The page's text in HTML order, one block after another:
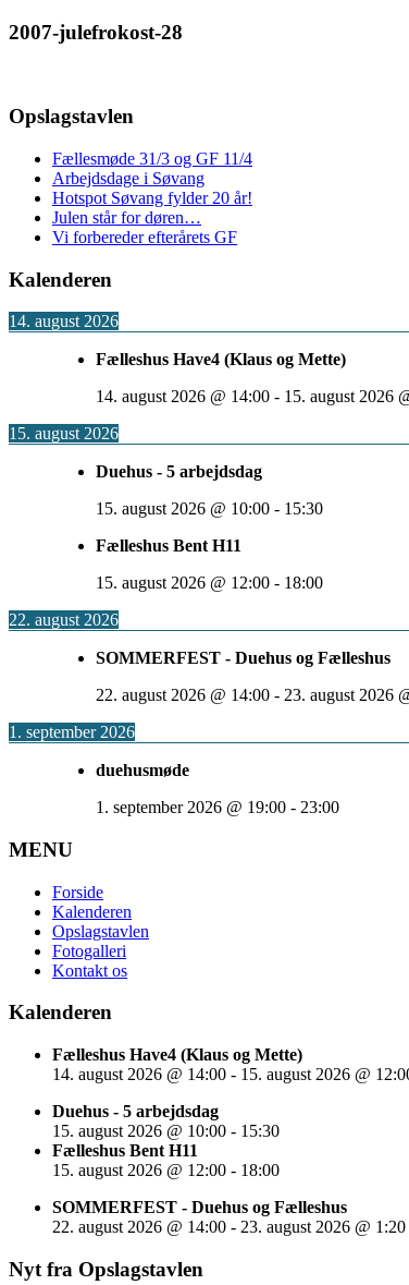
2007-julefrokost-28
Opslagstavlen
Fællesmøde 31/3 og GF 11/4
Arbejdsdage i Søvang
Hotspot Søvang fylder 20 år!
Julen står for døren…
Vi forbereder efterårets GF
Kalenderen
14. august 2026
Fælleshus Have4 (Klaus og Mette)
14. august 2026 @ 14:00 - 15. august 2026
15. august 2026
Duehus - 5 arbejdsdag
15. august 2026 @ 10:00 - 15:30
Fælleshus Bent H11
15. august 2026 @ 12:00 - 18:00
22. august 2026
SOMMERFEST - Duehus og Fælleshus
22. august 2026 @ 14:00 - 23. august 2026
1. september 2026
duehusmøde
1. september 2026 @ 19:00 - 23:00
MENU
Forside
Kalenderen
Opslagstavlen
Fotogalleri
Kontakt os
Kalenderen
Fælleshus Have4 (Klaus og Mette)
14. august 2026 @ 14:00 - 15. august 2026 @
Duehus - 5 arbejdsdag
15. august 2026 @ 10:00 - 15:30
Fælleshus Bent H11
15. august 2026 @ 12:00 - 18:00
SOMMERFEST - Duehus og Fælleshus
22. august 2026 @ 14:00 - 23. august 2026 @ 1:20
Nyt fra Opslagstavlen